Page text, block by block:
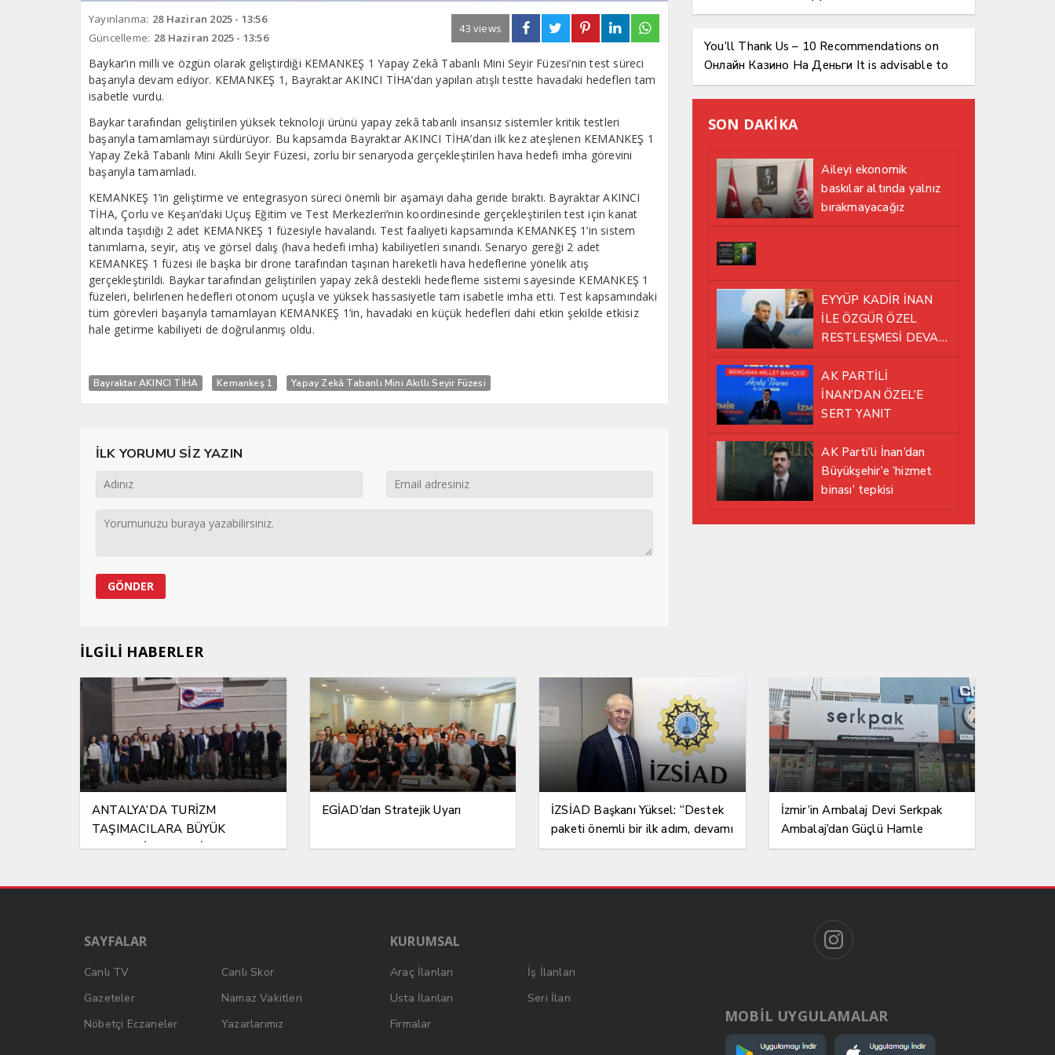
Yayınlanma: 28 Haziran 2025 - 13:56
Güncelleme: 28 Haziran 2025 - 13:56
43 views
Baykar’ın milli ve özgün olarak geliştirdiği KEMANKEŞ 1 Yapay Zekâ Tabanlı Mini Seyir Füzesi’nin test süreci
başarıyla devam ediyor. KEMANKEŞ 1, Bayraktar AKINCI TİHA’dan yapılan atışlı testte havadaki hedefleri tam
isabetle vurdu.
Baykar tarafından geliştirilen yüksek teknoloji ürünü yapay zekâ tabanlı insansız sistemler kritik testleri
başarıyla tamamlamayı sürdürüyor. Bu kapsamda Bayraktar AKINCI TİHA’dan ilk kez ateşlenen KEMANKEŞ 1
Yapay Zekâ Tabanlı Mini Akıllı Seyir Füzesi, zorlu bir senaryoda gerçekleştirilen hava hedefi imha görevini
başarıyla tamamladı.
KEMANKEŞ 1’in geliştirme ve entegrasyon süreci önemli bir aşamayı daha geride bıraktı. Bayraktar AKINCI
TİHA, Çorlu ve Keşan’daki Uçuş Eğitim ve Test Merkezleri’nin koordinesinde gerçekleştirilen test için kanat
altında taşıdığı 2 adet KEMANKEŞ 1 füzesiyle havalandı. Test faaliyeti kapsamında KEMANKEŞ 1’in sistem
tanımlama, seyir, atış ve görsel dalış (hava hedefi imha) kabiliyetleri sınandı. Senaryo gereği 2 adet
KEMANKEŞ 1 füzesi ile başka bir drone tarafından taşınan hareketli hava hedeflerine yönelik atış
gerçekleştirildi. Baykar tarafından geliştirilen yapay zekâ destekli hedefleme sistemi sayesinde KEMANKEŞ 1
füzeleri, belirlenen hedefleri otonom uçuşla ve yüksek hassasiyetle tam isabetle imha etti. Test kapsamındaki
tüm görevleri başarıyla tamamlayan KEMANKEŞ 1’in, havadaki en küçük hedefleri dahi etkin şekilde etkisiz
hale getirme kabiliyeti de doğrulanmış oldu.
Bayraktar AKINCI TİHA Kemankeş 1 Yapay Zekâ Tabanlı Mini Akıllı Seyir Füzesi
İLK YORUMU SİZ YAZIN
Know
You’ll Thank Us – 10 Recommendations on
Онлайн Казино На Деньги It is advisable to
Know
SON DAKİKA
Aileyi ekonomik
baskılar altında yalnız
bırakmayacağız
EYYÜP KADİR İNAN
İLE ÖZGÜR ÖZEL
RESTLEŞMESİ DEVAM
EDİYOR
AK PARTİLİ
İNAN’DAN ÖZEL’E
SERT YANIT
AK Parti’li İnan’dan
Büyükşehir’e ‘hizmet
binası’ tepkisi
İLGİLİ HABERLER
ANTALYA’DA TURİZM
TAŞIMACILARA BÜYÜK
EKONOMİ DARBESİ!..
EGİAD’dan Stratejik Uyarı
İZSİAD Başkanı Yüksel: “Destek
paketi önemli bir ilk adım, devamı
gelmeli”
İzmir’in Ambalaj Devi Serkpak
Ambalaj’dan Güçlü Hamle
SAYFALAR
Canlı TV
Canlı Skor
Gazeteler
Namaz Vakitleri
Nöbetçi Eczaneler
Yazarlarımız
KURUMSAL
Araç İlanları
İş İlanları
Usta İlanları
Seri İlan
Firmalar
MOBİL UYGULAMALAR